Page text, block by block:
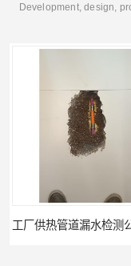
Development, design,
工厂供热管道漏水检测公司 科探管道工程 公司仪器测漏电话